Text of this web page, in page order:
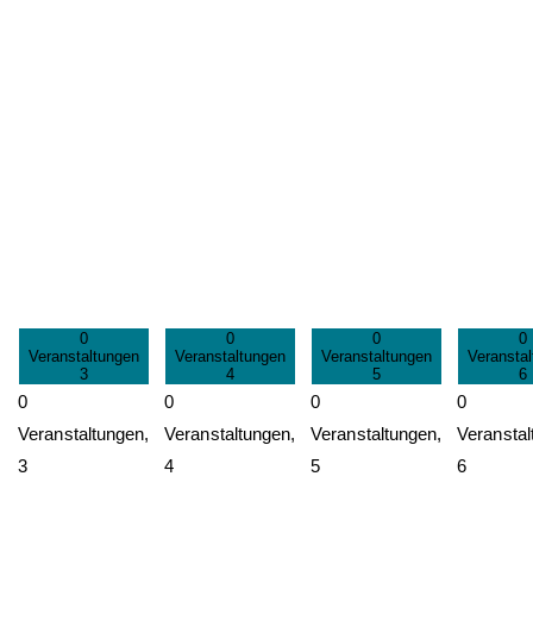
0
Veranstaltungen
3
0
Veranstaltungen,
3
0
Veranstaltungen
4
0
Veranstaltungen,
4
0
Veranstaltungen
5
0
Veranstaltungen,
5
0
6
0
6